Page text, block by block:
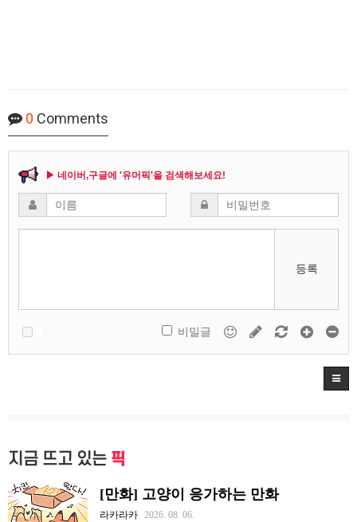
0 Comments
▶ 네이버,구글에 '유머픽'을 검색해보세요!
등록
비밀글
지금 뜨고 있는 픽
[만화] 고양이 응가하는 만화
라카라카 2026. 08. 06.